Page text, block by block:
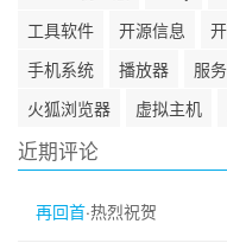
工具软件
开源信息
手机系统
播放器 服
火狐浏览器
虚拟主机
近期评论
再回首·热烈祝贺